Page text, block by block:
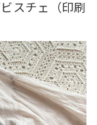
スチェ（印刷